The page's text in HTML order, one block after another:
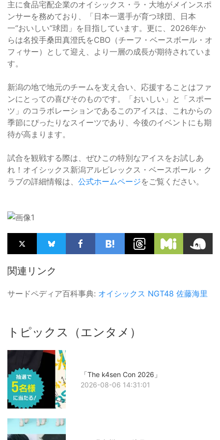
主に食品宅配企業のオイシックス・ラ・大地がメインスポ
ンサーを務めており、「日本一選手が育つ球団、日本
一“おいしい”球団」を目指しています。更に、2026年か
らは名投手桑田真澄氏をCBO（チーフ・ベースボール・オ
フィサー）として迎え、より一層の成長が期待されていま
す。
新潟の地で地元のチームを支え合い、応援することはファ
ンにとっての喜びそのものです。「おいしい」と「スポー
ツ」のコラボレーションであるこのアイスは、これからの
季節にぴったりなスイーツであり、今後のイベントにも期
待が高まります。
試合を観戦する際は、ぜひこの特別なアイスをお試しあ
れ！オイシックス新潟アルビレックス・ベースボール・ク
ラブの詳細情報は、 公式ホームページをご覧ください。
関連リンク
サードペディア百科事典: オイシックス NGT48 佐藤海里
トピックス（エンタメ）
「The k4sen Con 2026」
2026-08-06 14:31:01